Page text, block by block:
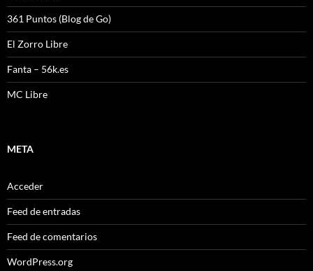
361 Puntos (Blog de Go)
El Zorro Libre
Fanta – 56k.es
MC Libre
META
Acceder
Feed de entradas
Feed de comentarios
WordPress.org